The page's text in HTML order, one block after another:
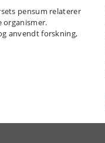
pensum relaterer
organismer.
anvendt forskning,